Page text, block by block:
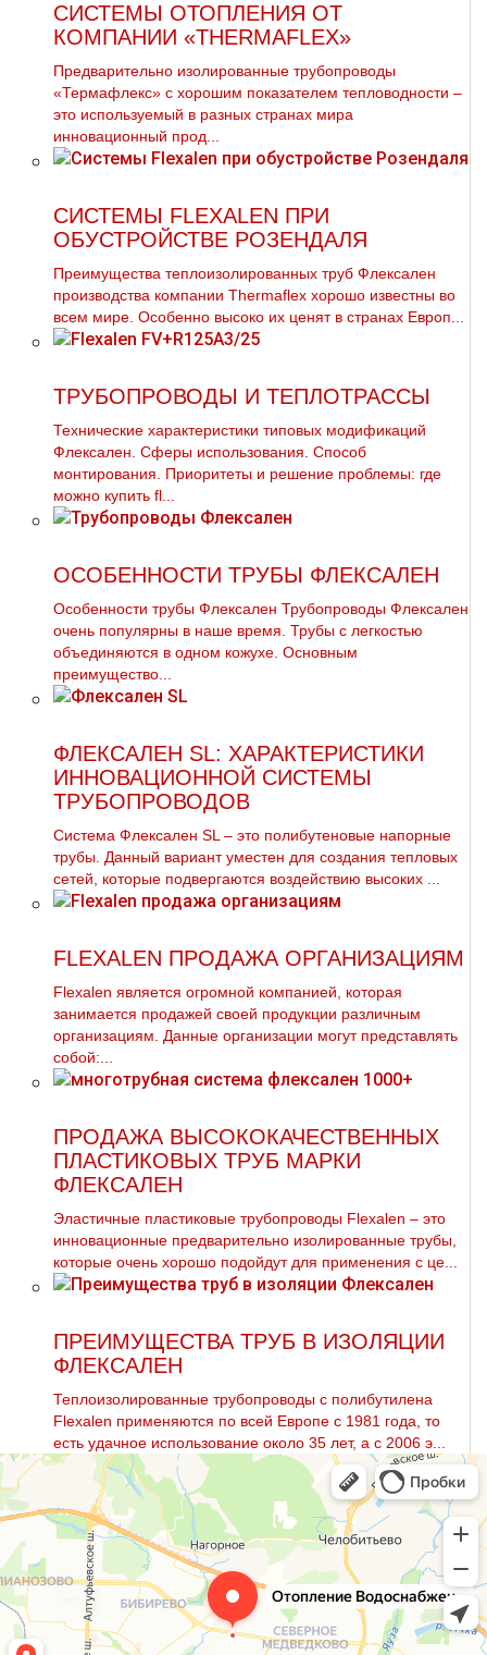
СИСТЕМЫ ОТОПЛЕНИЯ ОТ
КОМПАНИИ «THERMAFLEX»
Предварительно изолированные трубопроводы
«Термафлекс» с хорошим показателем тепловодности –
это используемый в разных странах мира
инновационный прод...
СИСТЕМЫ FLEXALEN ПРИ
ОБУСТРОЙСТВЕ РОЗЕНДАЛЯ
Преимущества теплоизолированных тpуб Флексален
производства компании Thermaflex хорошо известны во
всем мире. Особенно высоко их ценят в странах Европ...
ТРУБОПРОВОДЫ И ТЕПЛОТРАССЫ
Технические характеристики типовых модификаций
Флексален. Сферы использования. Способ
монтирования. Приоритеты и решение проблемы: где
можно купить fl...
ОСОБЕННОСТИ ТРУБЫ ФЛЕКСАЛЕН
Особенности трубы Флексален Трубопроводы Флексален
очень популярны в наше время. Трубы с легкостью
объединяются в одном кожухе. Основным
преимущество...
ФЛЕКСАЛЕН SL: ХАРАКТЕРИСТИКИ
ИННОВАЦИОННОЙ СИСТЕМЫ
ТРУБОПРОВОДОВ
Система Флексален SL – это полибутеновые напорные
трубы. Данный вариант уместен для создания тепловых
сетей, которые подвергаются воздействию высоких ...
FLEXALEN ПРОДАЖА ОРГАНИЗАЦИЯМ
Flехalеn является огромной компанией, которая
занимается продажей своей продукции различным
организациям. Данные организации могут представлять
собой:...
ПРОДАЖА ВЫСОКОКАЧЕСТВЕННЫХ
ПЛАСТИКОВЫХ ТРУБ МАРКИ
ФЛЕКСАЛЕН
Эластичные пластиковые трубопроводы Flexalen – это
инновационные предварительно изолированные трубы,
которые очень хорошо подойдут для применения с це...
ПРЕИМУЩЕСТВА ТРУБ В ИЗОЛЯЦИИ
ФЛЕКСАЛЕН
Теплоизолированные трубопроводы с полибутилена
Flexalen применяются по всей Европе с 1981 года, то
есть удачное использование около 35 лет, а с 2006 э...